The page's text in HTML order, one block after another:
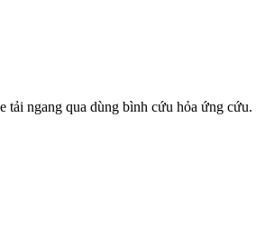
tải ngang qua dùng bình cứu hỏa ứng cứu.